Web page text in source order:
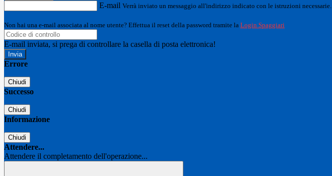
E-mail Verrà inviato un messaggio all'indirizzo indicato con le istruzioni necessarie.
Non hai una e-mail associata al nome utente? Effettua il reset della password tramite la Login Spaggiari
E-mail inviata, si prega di controllare la casella di posta elettronica!
Errore
Chiudi
Successo
Chiudi
Informazione
Chiudi
Attendere...
Attendere il completamento dell'operazione...